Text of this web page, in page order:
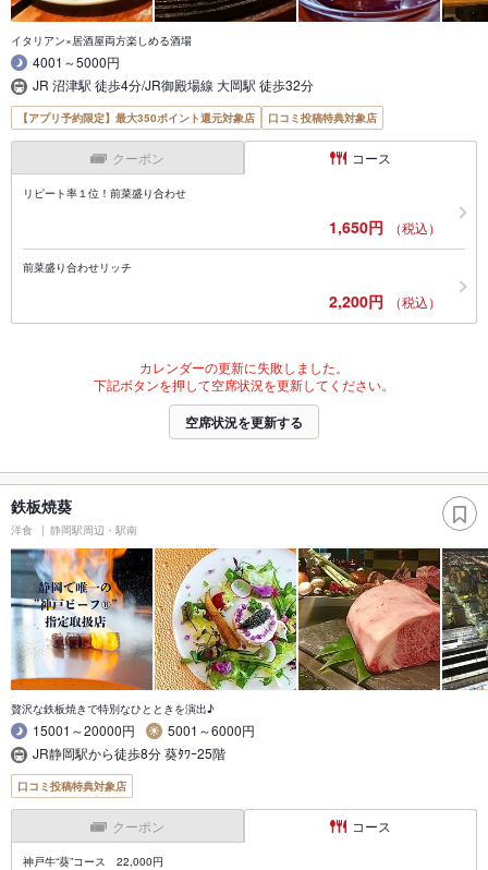
イタリアン×居酒屋両方楽しめる酒場
4001～5000円
JR 沼津駅 徒歩4分/JR御殿場線 大岡駅 徒歩32分
【アプリ予約限定】最大350ポイント還元対象店 口コミ投稿特典対象店
クーポン コース
リピート率１位！前菜盛り合わせ
1,650円 （税込）
前菜盛り合わせリッチ
2,200円 （税込）
カレンダーの更新に失敗しました。
下記ボタンを押して空席状況を更新してください。
空席状況を更新する
鉄板焼葵
洋食 静岡駅周辺・駅南
贅沢な鉄板焼きで特別なひとときを演出♪
15001～20000円
5001～6000円
JR静岡駅から徒歩8分 葵ﾀﾜｰ25階
口コミ投稿特典対象店
クーポン コース
神戸牛“葵”コース 22,000円